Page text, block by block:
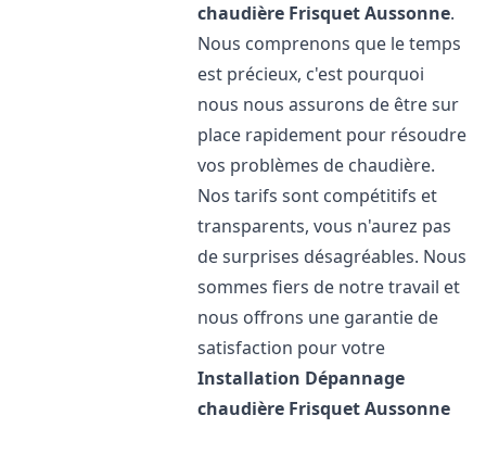
chaudière FrisquetAussonne.
Nous comprenons que le temps
est précieux, c'est pourquoi
nous nous assurons de être sur
place rapidement pour résoudre
vos problèmes de chaudière.
Nos tarifs sont compétitifs et
transparents, vous n'aurez pas
de surprises désagréables. Nous
sommes fiers de notre travail et
nous offrons une garantie de
satisfaction pour votre
Installation Dépannage
chaudière FrisquetAussonne